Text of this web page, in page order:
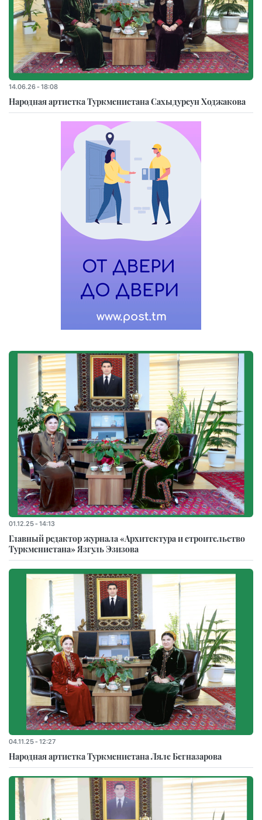
14.06.26 - 18:08
Народная артистка Туркменистана Сахыдурсун Ходжакова
01.12.25 - 14:13
Главный редактор журнала «Архитектура и строительство
Туркменистана» Язгуль Эзизова
04.11.25 - 12:27
Народная артистка Туркменистана Ляле Бегназарова